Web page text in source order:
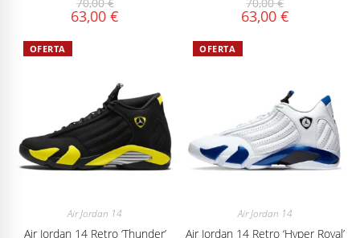
63,00€ 63,00 €
OFERTA
Air Jordan 14
Air Jordan 14 Retro ‘Thunder’
OFERTA
Air Jordan 14
Air Jordan 14 Retro ‘Hyper Royal’